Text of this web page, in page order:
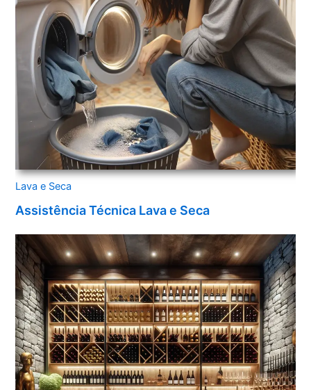
Lava e Seca
Assistência Técnica Lava e Seca